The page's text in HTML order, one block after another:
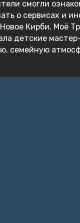
смогли
о сервисах и
Кирби, Моё
детские
семейную